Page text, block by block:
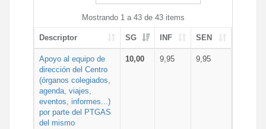
Mostrando 1 a 43 de 43 items
Descriptor SG INF SEN
Apoyo al equipo de
dirección del Centro
(órganos colegiados,
agenda, viajes,
eventos, informes...)
por parte del PTGAS
del mismo
10,00 9,95 9,95